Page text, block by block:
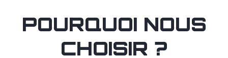
POURQUOI NOUS
CHOISIR ?